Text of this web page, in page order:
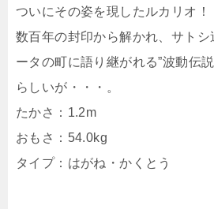
ついにその姿を現したルカリオ！
数百年の封印から解かれ、サトシ
ータの町に語り継がれる”波動伝
らしいが・・・。
たかさ：1.2m
おもさ：54.0kg
タイプ：はがね・かくとう